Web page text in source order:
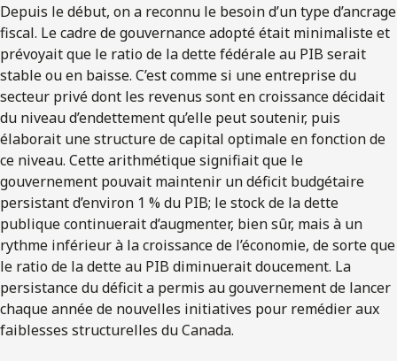
Depuis le début, on a reconnu le besoin d’un type d’ancrage
fiscal. Le cadre de gouvernance adopté était minimaliste et
prévoyait que le ratio de la dette fédérale au PIB serait
stable ou en baisse. C’est comme si une entreprise du
secteur privé dont les revenus sont en croissance décidait
du niveau d’endettement qu’elle peut soutenir, puis
élaborait une structure de capital optimale en fonction de
ce niveau. Cette arithmétique signifiait que le
gouvernement pouvait maintenir un déficit budgétaire
persistant d’environ 1 % du PIB; le stock de la dette
publique continuerait d’augmenter, bien sûr, mais à un
rythme inférieur à la croissance de l’économie, de sorte que
le ratio de la dette au PIB diminuerait doucement. La
persistance du déficit a permis au gouvernement de lancer
chaque année de nouvelles initiatives pour remédier aux
faiblesses structurelles du Canada.